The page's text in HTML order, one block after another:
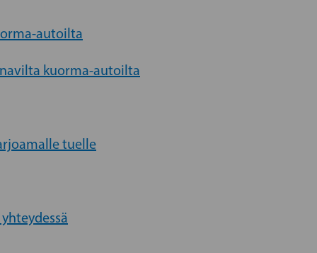
autoilta
kuorma-autoilta
tuelle